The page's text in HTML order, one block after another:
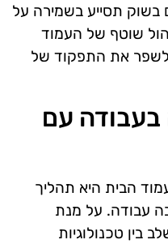
בשוק תסייע בשמירה על
שוטף של העמוד
את התפקוד של
עם
הבית היא תהליך
עבודה. על מנת
בין טכנולוגיות